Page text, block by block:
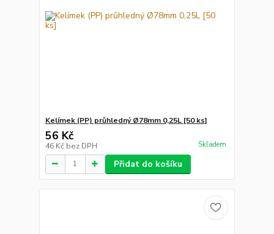
Kelímek (PP) průhledný Ø78mm 0,25L [50 ks]
56 Kč
46 Kč bez DPH Skladem
Přidat do košíku